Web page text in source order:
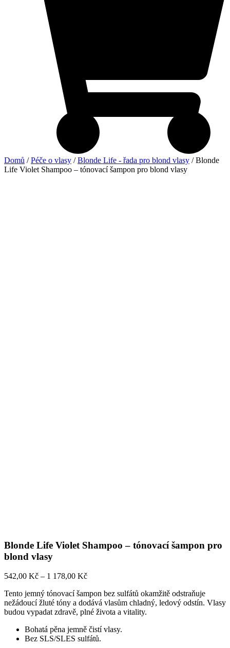
Domů /Péče o vlasy /Blonde Life - řada pro blond vlasy / Blonde
Life Violet Shampoo – tónovací šampon pro blond vlasy
Blonde Life Violet Shampoo – tónovací šampon pro
blond vlasy
542,00 Kč – 1 178,00 KčRozpětí
542,00 Kč
až
1
Tento jemný tónovací šampon bez sulfátů okamžitě odstraňuje
nežádoucí žluté tóny a dodává vlasům chladný, ledový odstín. Vlasy
budou vypadat zdravě, plné života a vitality.
Bohatá pěna jemně čistí vlasy.
Bez SLS/SLES sulfátů.